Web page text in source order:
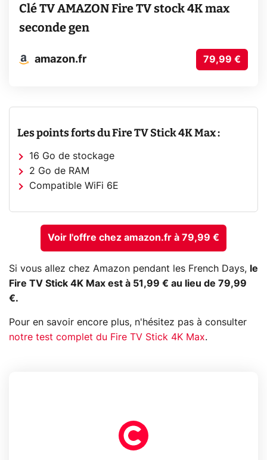
Clé TV AMAZON Fire TV stock 4K max
seconde gen
amazon.fr 79,99 €
Les points forts du Fire TV Stick 4K Max :
16 Go de stockage
2 Go de RAM
Compatible WiFi 6E
Voir l'offre chez amazon.fr à 79,99 €
Si vous allez chez Amazon pendant les French Days, le
Fire TV Stick 4K Max est à 51,99 € au lieu de 79,99
€.
Pour en savoir encore plus, n'hésitez pas à consulter
notre test complet du Fire TV Stick 4K Max.